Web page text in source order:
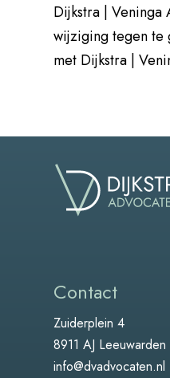
Dijkstra | Veninga
wijziging tegen te
met Dijkstra |
Contact
Zuiderplein 4
8911 AJ Leeuwarden
info@dvadvocaten.nl